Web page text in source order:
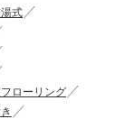
式
ローリング